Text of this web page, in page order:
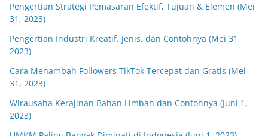
Pengertian Strategi Pemasaran Efektif, Tujuan & Elemen (Mei
31, 2023)
Pengertian Industri Kreatif, Jenis, dan Contohnya (Mei 31,
2023)
Cara Menambah Followers TikTok Tercepat dan Gratis (Mei
31, 2023)
Wirausaha Kerajinan Bahan Limbah dan Contohnya (Juni 1,
2023)